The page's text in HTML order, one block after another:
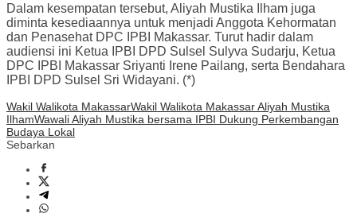
Dalam kesempatan tersebut, Aliyah Mustika Ilham juga
diminta kesediaannya untuk menjadi Anggota Kehormatan
dan Penasehat DPC IPBI Makassar. Turut hadir dalam
audiensi ini Ketua IPBI DPD Sulsel Sulyva Sudarju, Ketua
DPC IPBI Makassar Sriyanti Irene Pailang, serta Bendahara
IPBI DPD Sulsel Sri Widayani. (*)
Wakil Walikota MakassarWakil Walikota Makassar Aliyah Mustika
IlhamWawali Aliyah Mustika bersama IPBI Dukung Perkembangan
Budaya Lokal
Sebarkan